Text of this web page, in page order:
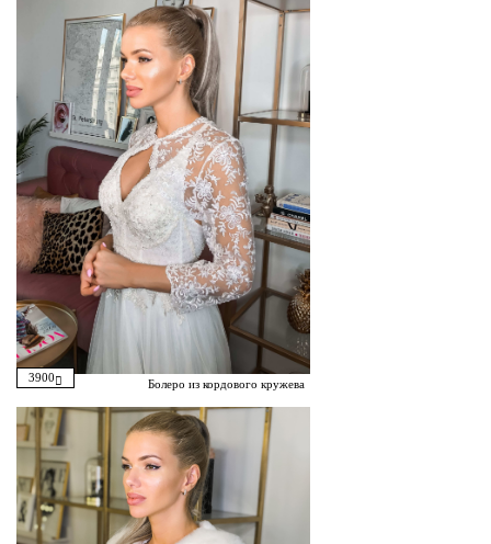
3900 Болеро из кордового кружева